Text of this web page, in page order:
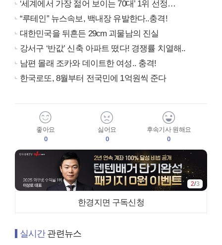
‘세계에서 가장 젊어 보이는 70대’ 1위 선정…
“루테인” 뉴스속보, 백내장 유발한다..충격!
대한민국을 뒤흔든 29cm 괴물남의 진실
강서구 ‘반값’ 신축 아파트 떴다! 경쟁률 치열해..
남편 몰래 조카와 데이트한 여성.. 충격!
한국로또, 8월부터 전국민에 1억원씩 준다
좋아요
0
싫어요
0
후속기사 원해요
0
2/3
한경지면 구독신청
실시간관련뉴스